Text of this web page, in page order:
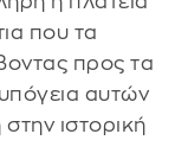
που τα
προς τα
αυτών
ιστορική